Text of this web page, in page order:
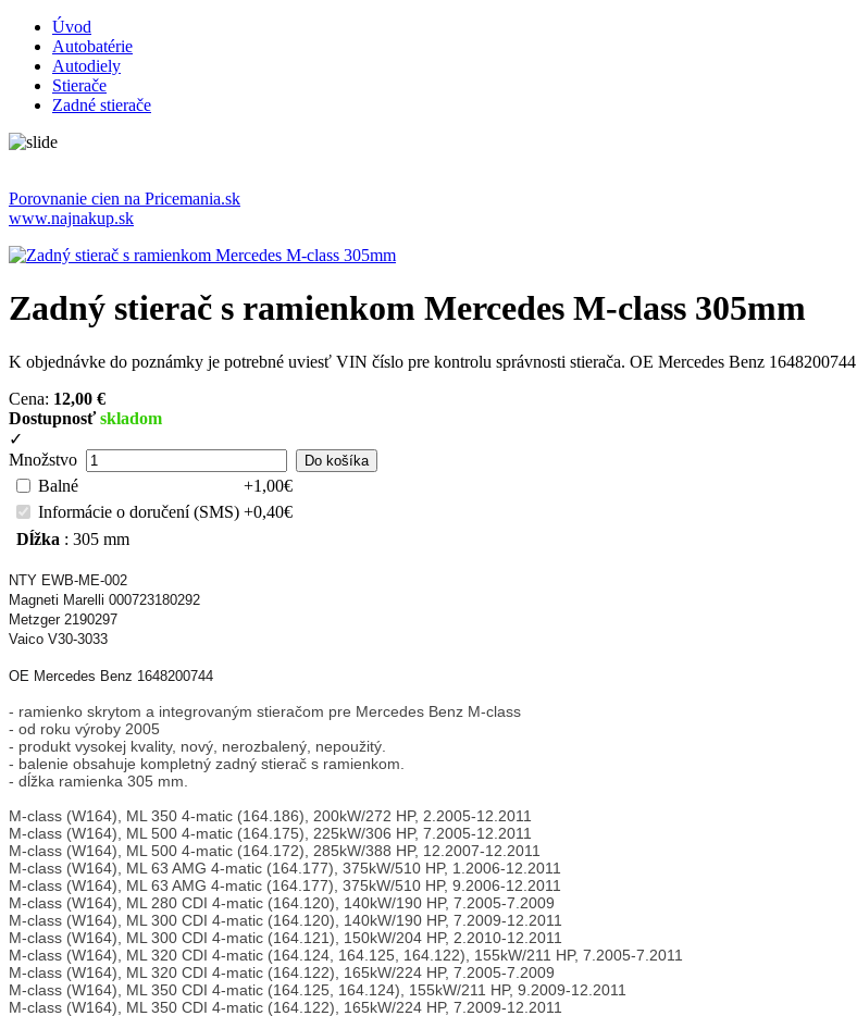
Úvod
Autobatérie
Autodiely
Stierače
Zadné stierače
Porovnanie cien na Pricemania.sk
www.najnakup.sk
Zadný stierač s ramienkom Mercedes M-class 305mm
K objednávke do poznámky je potrebné uviesť VIN číslo pre kontrolu správnosti stierača. OE Mercedes Benz 1648200744
Cena: 12,00 €
Dostupnosť skladom
✓
Množstvo
Balné
+1,00€
Informácie o doručení (SMS) +0,40€
Dĺžka : 305 mm
NTY EWB-ME-002
Magneti Marelli 000723180292
Metzger 2190297
Vaico V30-3033
OE Mercedes Benz 1648200744
- ramienko skrytom a integrovaným stieračom pre Mercedes Benz M-class
- od roku výroby 2005
- produkt vysokej kvality, nový, nerozbalený, nepoužitý.
- balenie obsahuje kompletný zadný stierač s ramienkom.
- dĺžka ramienka 305 mm.
M-class (W164), ML 350 4-matic (164.186), 200kW/272 HP, 2.2005-12.2011
M-class (W164), ML 500 4-matic (164.175), 225kW/306 HP, 7.2005-12.2011
M-class (W164), ML 500 4-matic (164.172), 285kW/388 HP, 12.2007-12.2011
M-class (W164), ML 63 AMG 4-matic (164.177), 375kW/510 HP, 1.2006-12.2011
M-class (W164), ML 63 AMG 4-matic (164.177), 375kW/510 HP, 9.2006-12.2011
M-class (W164), ML 280 CDI 4-matic (164.120), 140kW/190 HP, 7.2005-7.2009
M-class (W164), ML 300 CDI 4-matic (164.120), 140kW/190 HP, 7.2009-12.2011
M-class (W164), ML 300 CDI 4-matic (164.121), 150kW/204 HP, 2.2010-12.2011
M-class (W164), ML 320 CDI 4-matic (164.124, 164.125, 164.122), 155kW/211 HP, 7.2005-7.2011
M-class (W164), ML 320 CDI 4-matic (164.122), 165kW/224 HP, 7.2005-7.2009
M-class (W164), ML 350 CDI 4-matic (164.125, 164.124), 155kW/211 HP, 9.2009-12.2011
M-class (W164), ML 350 CDI 4-matic (164.122), 165kW/224 HP, 7.2009-12.2011